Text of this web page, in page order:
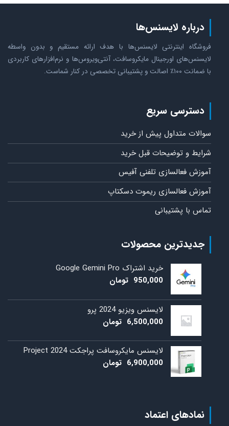
درباره لایسنس‌ها
فروشگاه اینترنتی لایسنس‌ها با هدف ارائه مستقیم و بدون واسطه
لایسنس‌های اورجینال مایکروسافت، آنتی‌ویروس‌ها و نرم‌افزارهای کاربردی
با ضمانت ۱۰۰٪ اصالت و پشتیبانی تخصصی در کنار شماست.
دسترسی سریع
سوالات متداول پیش از خرید
شرایط و توضیحات قبل خرید
آموزش فعالسازی تلفنی آفیس
آموزش فعالسازی ریموت دسکتاپ
تماس با پشتیبانی
جدیدترین محصولات
خرید اشتراک Google Gemini Pro
950,000 تومان
لایسنس ویزیو 2024 پرو
6,500,000 تومان
لایسنس مایکروسافت پراجکت 2024 Project
6,900,000 تومان
نمادهای اعتماد